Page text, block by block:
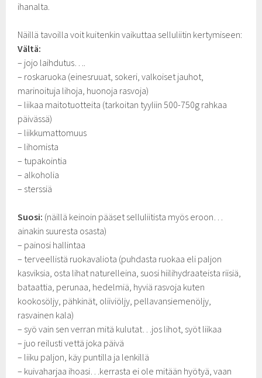
ihanalta.
Näillä tavoilla voit kuitenkin vaikuttaa selluliitin kertymiseen:
Vältä:
– jojo laihdutus….
– roskaruoka (einesruuat, sokeri, valkoiset jauhot,
marinoituja lihoja, huonoja rasvoja)
– liikaa maitotuotteita (tarkoitan tyyliin 500-750g rahkaa
päivässä)
– liikkumattomuus
– lihomista
– tupakointia
– alkoholia
– sterssiä
Suosi: (näillä keinoin pääset selluliitista myös eroon…
ainakin suuresta osasta)
– painosi hallintaa
– terveellistä ruokavaliota (puhdasta ruokaa eli paljon
kasviksia, osta lihat naturelleina, suosi hiilihydraateista riisiä,
bataattia, perunaa, hedelmiä, hyviä rasvoja kuten
kookosöljy, pähkinät, oliiviöljy, pellavansiemenöljy,
rasvainen kala)
– syö vain sen verran mitä kulutat…jos lihot, syöt liikaa
– juo reilusti vettä joka päivä
– liiku paljon, käy puntilla ja lenkillä
– kuivaharjaa ihoasi…kerrasta ei ole mitään hyötyä, vaan